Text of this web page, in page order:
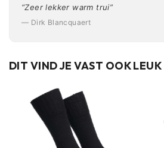
“Zeer lekker warm trui”
— Dirk Blancquaert
DIT VIND JE VAST OOK LEUK